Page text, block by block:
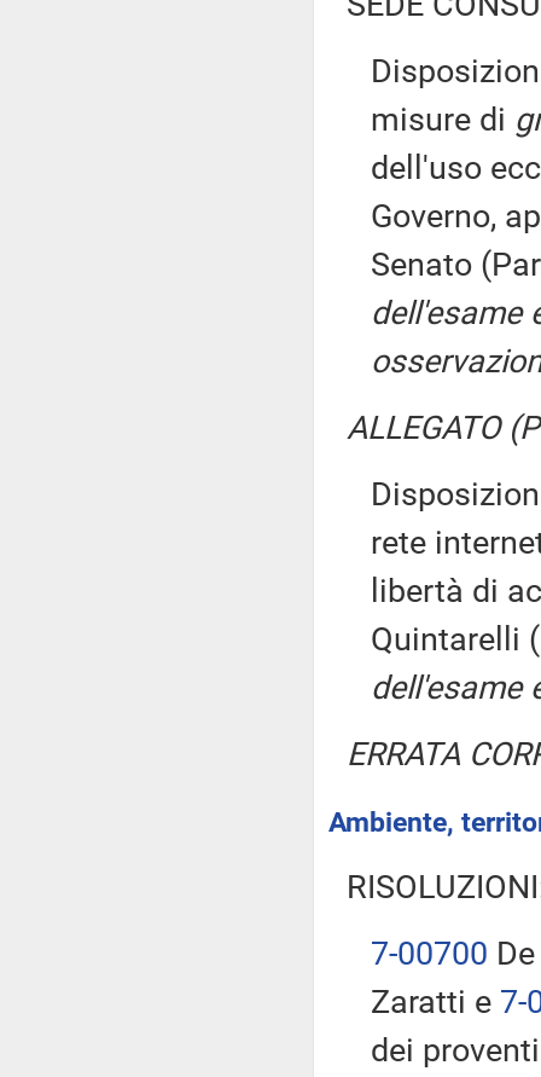
misure di
dell'uso
Governo,
Senato
dell'esame
ALLEGATO
rete
libertà di
Quintarelli
dell'esame
ERRATA
Ambiente,
7-00700
Zaratti e 7-
dei